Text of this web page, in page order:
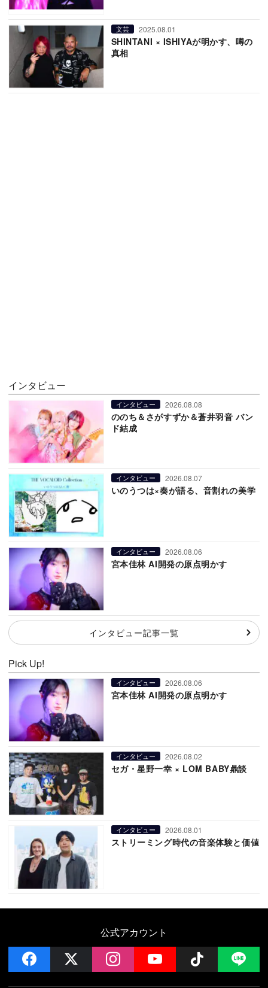
文芸 2025.08.01
SHINTANI × ISHIYAが明かす、噂の
真相
インタビュー
インタビュー 2026.08.08
ののち＆さがすずか＆蒼井羽音 バン
ド結成
インタビュー 2026.08.07
いのうつは×奏が語る、音割れの美学
インタビュー 2026.08.06
宮本佳林 AI開発の原点明かす
インタビュー記事一覧
Pick Up!
インタビュー 2026.08.06
宮本佳林 AI開発の原点明かす
インタビュー 2026.08.02
セガ・星野一幸 × LOM BABY鼎談
インタビュー 2026.08.01
ストリーミング時代の音楽体験と価値
公式アカウント
facebook instagramYouTube Follow